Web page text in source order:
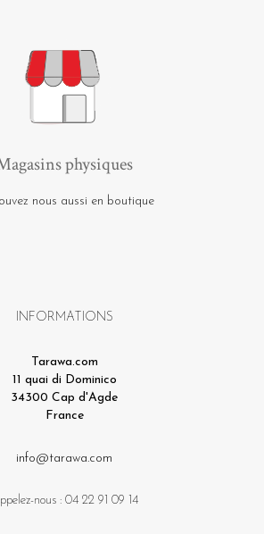
physiques
nous aussi en boutique
INFORMATIONS
Tarawa.com
11 quai di Dominico
34300 Cap d'Agde
France
info@tarawa.com
nous : 04 22 91 09 14